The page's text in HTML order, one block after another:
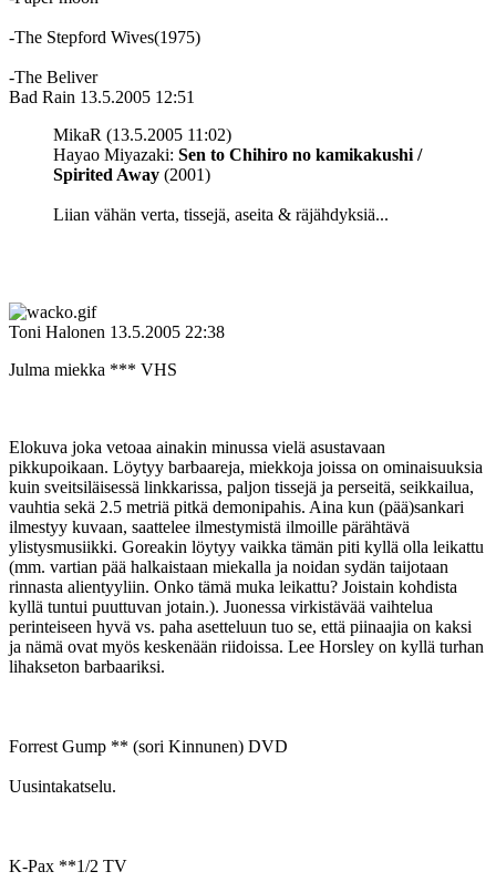
‑The Stepford Wives(1975)
‑The Beliver
Bad Rain 13.5.2005 12:51
MikaR (13.5.2005 11:02)
Hayao Miyazaki: Sen to Chihiro no kamikakushi /
Spirited Away (2001)
Liian vähän verta, tissejä, aseita & räjähdyksiä...
Toni Halonen 13.5.2005 22:38
Julma miekka *** VHS
Elokuva joka vetoaa ainakin minussa vielä asustavaan
pikkupoikaan. Löytyy barbaareja, miekkoja joissa on ominaisuuksia
kuin sveitsiläisessä linkkarissa, paljon tissejä ja perseitä, seikkailua,
vauhtia sekä 2.5 metriä pitkä demonipahis. Aina kun (pää)sankari
ilmestyy kuvaan, saattelee ilmestymistä ilmoille pärähtävä
ylistysmusiikki. Goreakin löytyy vaikka tämän piti kyllä olla leikattu
(mm. vartian pää halkaistaan miekalla ja noidan sydän taijotaan
rinnasta alientyyliin. Onko tämä muka leikattu? Joistain kohdista
kyllä tuntui puuttuvan jotain.). Juonessa virkistävää vaihtelua
perinteiseen hyvä vs. paha asetteluun tuo se, että piinaajia on kaksi
ja nämä ovat myös keskenään riidoissa. Lee Horsley on kyllä turhan
lihakseton barbaariksi.
Forrest Gump ** (sori Kinnunen) DVD
Uusintakatselu.
K-Pax **1/2 TV